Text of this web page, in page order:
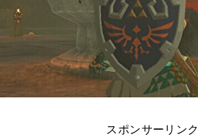
スポンサーリンク